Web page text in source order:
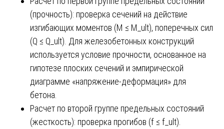
(прочность): проверка сечений на действие
изгибающих моментов (M ≤ M_ult), поперечных сил
(Q ≤ Q_ult). Для железобетонных конструкций
используется условие прочности, основанное на
гипотезе плоских сечений и эмпирической
диаграмме «напряжение-деформация» для
бетона.
Расчет по второй группе предельных состояний
(жесткость): проверка прогибов (f ≤ f_ult).